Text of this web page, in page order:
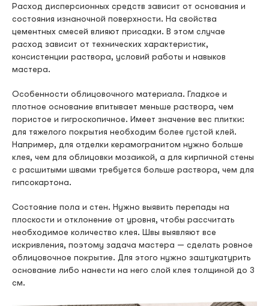
Расход дисперсионных средств зависит от основания и
состояния изнаночной поверхности. На свойства
цементных смесей влияют присадки. В этом случае
расход зависит от технических характеристик,
консистенции раствора, условий работы и навыков
мастера.
Особенности облицовочного материала. Гладкое и
плотное основание впитывает меньше раствора, чем
пористое и гигроскопичное. Имеет значение вес плитки:
для тяжелого покрытия необходим более густой клей.
Например, для отделки керамогранитом нужно больше
клея, чем для облицовки мозаикой, а для кирпичной стены
с расшитыми швами требуется больше раствора, чем для
гипсокартона.
Состояние пола и стен. Нужно выявить перепады на
плоскости и отклонение от уровня, чтобы рассчитать
необходимое количество клея. Швы выявляют все
искривления, поэтому задача мастера — сделать ровное
облицовочное покрытие. Для этого нужно заштукатурить
основание либо нанести на него слой клея толщиной до 3
см.